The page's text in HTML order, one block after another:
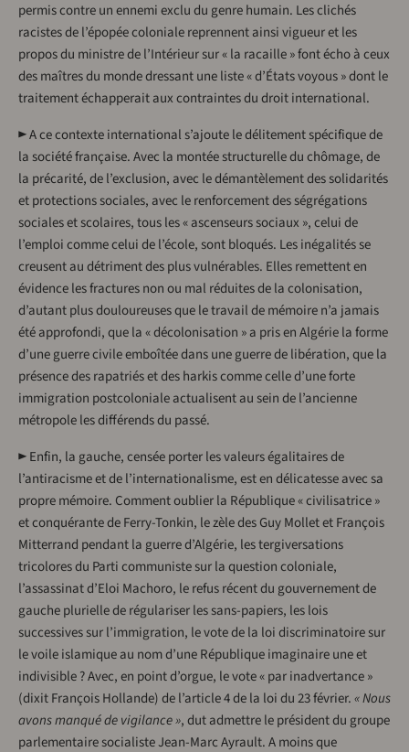
permis contre un ennemi exclu du genre humain. Les clichés
racistes de l’épopée coloniale reprennent ainsi vigueur et les
propos du ministre de l’Intérieur sur « la racaille » font écho à ceux
des maîtres du monde dressant une liste « d’États voyous » dont le
traitement échapperait aux contraintes du droit international.
► A ce contexte international s’ajoute le délitement spécifique de
la société française. Avec la montée structurelle du chômage, de
la précarité, de l’exclusion, avec le démantèlement des solidarités
et protections sociales, avec le renforcement des ségrégations
sociales et scolaires, tous les « ascenseurs sociaux », celui de
l’emploi comme celui de l’école, sont bloqués. Les inégalités se
creusent au détriment des plus vulnérables. Elles remettent en
évidence les fractures non ou mal réduites de la colonisation,
d’autant plus douloureuses que le travail de mémoire n’a jamais
été approfondi, que la « décolonisation » a pris en Algérie la forme
d’une guerre civile emboîtée dans une guerre de libération, que la
présence des rapatriés et des harkis comme celle d’une forte
immigration postcoloniale actualisent au sein de l’ancienne
métropole les différends du passé.
► Enfin, la gauche, censée porter les valeurs égalitaires de
l’antiracisme et de l’internationalisme, est en délicatesse avec sa
propre mémoire. Comment oublier la République « civilisatrice »
et conquérante de Ferry-Tonkin, le zèle des Guy Mollet et François
Mitterrand pendant la guerre d’Algérie, les tergiversations
tricolores du Parti communiste sur la question coloniale,
l’assassinat d’Eloi Machoro, le refus récent du gouvernement de
gauche plurielle de régulariser les sans-papiers, les lois
successives sur l’immigration, le vote de la loi discriminatoire sur
le voile islamique au nom d’une République imaginaire une et
indivisible ? Avec, en point d’orgue, le vote « par inadvertance »
(dixit François Hollande) de l’article 4 de la loi du 23 février.« Nous
avons manqué de vigilance », dut admettre le président du groupe
parlementaire socialiste Jean-Marc Ayrault. A moins que